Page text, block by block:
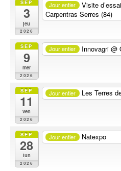
SEP
3
jeu
2026
Jour entier Visite
Carpentras Serres (84)
SEP
9
mer
2026
Jour entier Innovagri@
SEP
11
ven
2026
Jour entier Les Terres
SEP
28
lun
2026
Jour entier Natexpo